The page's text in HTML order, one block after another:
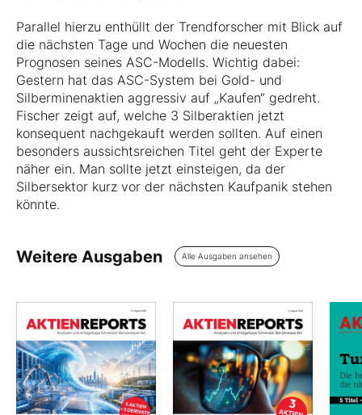
Parallel hierzu enthüllt der Trendforscher mit Blick auf
die nächsten Tage und Wochen die neuesten
Prognosen seines ASC-Modells. Wichtig dabei:
Gestern hat das ASC-System bei Gold- und
Silberminenaktien aggressiv auf „Kaufen“ gedreht.
Fischer zeigt auf, welche 3 Silberaktien jetzt
konsequent nachgekauft werden sollten. Auf einen
besonders aussichtsreichen Titel geht der Experte
näher ein. Man sollte jetzt einsteigen, da der
Silbersektor kurz vor der nächsten Kaufpanik stehen
könnte.
Weitere Ausgaben Alle Ausgaben ansehen